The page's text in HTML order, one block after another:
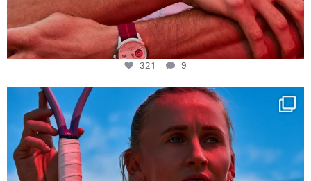
321 9
Determination, elegance and Swiss precision —
441
14